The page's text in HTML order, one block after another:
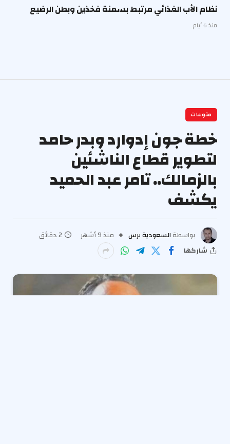
نظام الأب الغذائي مرتبط بسمنة فخذين وبطن الرضيع
منذ 6 أيام
منوعات
خطة جون إدوارد وبدر حامد
لتطوير قطاع الناشئين
بالزمالك.. تامر عبد الحميد
يكشف
بواسطة السعودية برس منذ 9 أشهر
2 دقائق
شاركها